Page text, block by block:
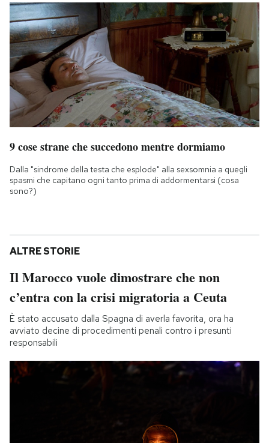
9 cose strane che succedono mentre dormiamo
Dalla "sindrome della testa che esplode" alla sexsomnia a quegli
spasmi che capitano ogni tanto prima di addormentarsi (cosa
sono?)
ALTRE STORIE
Il Marocco vuole dimostrare che non
c’entra con la crisi migratoria a Ceuta
È stato accusato dalla Spagna di averla favorita, ora ha
avviato decine di procedimenti penali contro i presunti
responsabili